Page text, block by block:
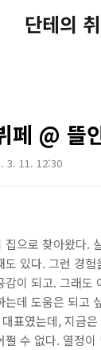
단테의
페 @ 뜰
3. 11. 12:30
집으로 찾아왔다.
도 있다. 그런 경
감이 되고. 그래도
는데 도움은 되고
표였는데, 지금
쩔 수 없다. 열정